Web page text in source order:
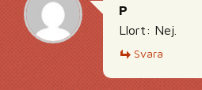
P
Llort: Nej.
Svara